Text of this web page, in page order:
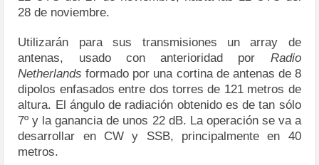
28 de noviembre.
Utilizarán para sus transmisiones un array de
antenas, usado con anterioridad por Radio
Netherlands formado por una cortina de antenas de 8
dipolos enfasados entre dos torres de 121 metros de
altura. El ángulo de radiación obtenido es de tan sólo
7º y la ganancia de unos 22 dB. La operación se va a
desarrollar en CW y SSB, principalmente en 40
metros.